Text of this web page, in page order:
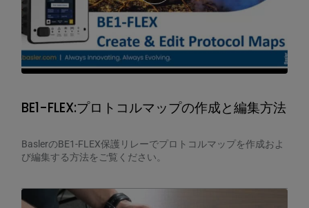
BE1-FLEX:プロトコルマップの作成と編集方法
BaslerのBE1-FLEX保護リレーでプロトコルマップを作成およ
び編集する方法をご覧ください。